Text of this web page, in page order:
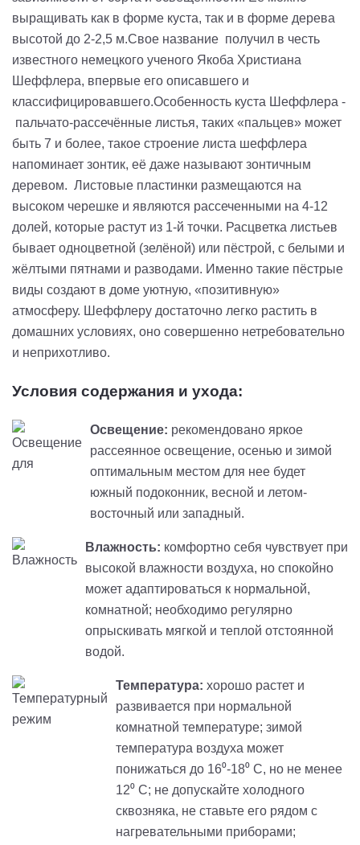
выращивать как в форме куста, так и в форме дерева
высотой до 2-2,5 м.Свое название получил в честь
известного немецкого ученого Якоба Христиана
Шеффлера, впервые его описавшего и
классифицировавшего.Особенность куста Шеффлера -
пальчато-рассечённые листья, таких «пальцев» может
быть 7 и более, такое строение листа шеффлера
напоминает зонтик, её даже называют зонтичным
деревом. Листовые пластинки размещаются на
высоком черешке и являются рассеченными на 4-12
долей, которые растут из 1-й точки. Расцветка листьев
бывает одноцветной (зелёной) или пёстрой, с белыми и
жёлтыми пятнами и разводами. Именно такие пёстрые
виды создают в доме уютную, «позитивную»
атмосферу. Шеффлеру достаточно легко растить в
домашних условиях, оно совершенно нетребовательно
и неприхотливо.
Условия содержания и ухода:
Освещение: рекомендовано яркое
рассеянное освещение, осенью и зимой
оптимальным местом для нее будет
южный подоконник, весной и летом-
восточный или западный.
Влажность: комфортно себя чувствует при
высокой влажности воздуха, но спокойно
может адаптироваться к нормальной,
комнатной; необходимо регулярно
опрыскивать мягкой и теплой отстоянной
водой.
Температура: хорошо растет и
развивается при нормальной
комнатной температуре; зимой
температура воздуха может
понижаться до 16⁰-18⁰ С, но не менее
12⁰ С; не допускайте холодного
сквозняка, не ставьте его рядом с
нагревательными приборами;